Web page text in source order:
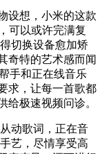
想，小米的这款
可以或许完满复
切换设备愈加矫
奇特的艺术感而闻
手和正在线音乐
求，让每一首歌都
给极速视频问诊。
动歌词，正在音
艺，尽情享受高